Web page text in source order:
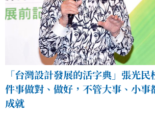
「台灣設計發展的活字典」張光
件事做對、做好，不管大事、小事
成就